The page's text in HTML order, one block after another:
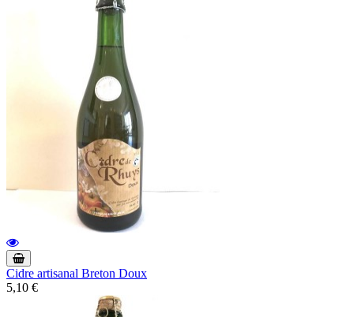
Cidre artisanal Breton Doux
5,10 €